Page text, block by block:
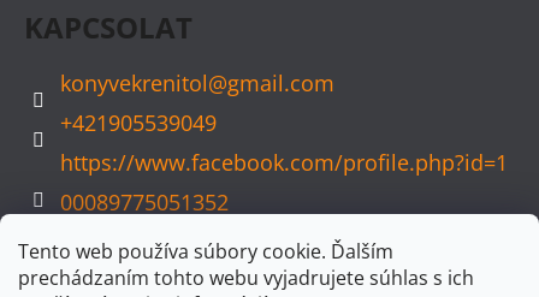
Tento web používa súbory cookie. Ďalším
prechádzaním tohto webu vyjadrujete súhlas s ich
KAPCSOLAT
konyvekrenitol@gmail.com
+421905539049
https://www.facebook.com/profile.php?id=1
00089775051352
konyvvarazs